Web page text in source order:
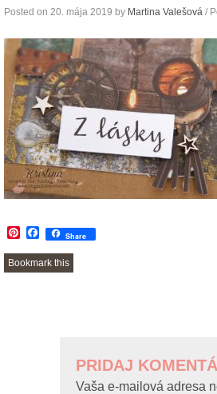
Posted on 20. mája 2019 by Martina Valešová /
Pinterest
Facebook
Share
Bookmark this
PRIDAJ
Vaša e-mailová adresa